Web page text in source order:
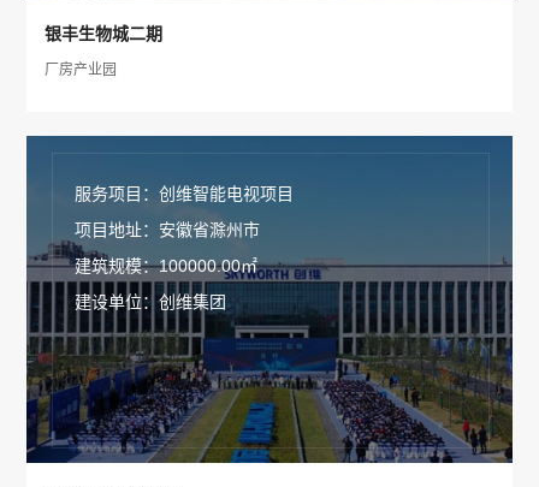
银丰生物城二期
厂房产业园
服务项目：创维智能电视项目
项目地址：安徽省滁州市
建筑规模：100000.00㎡
建设单位：创维集团